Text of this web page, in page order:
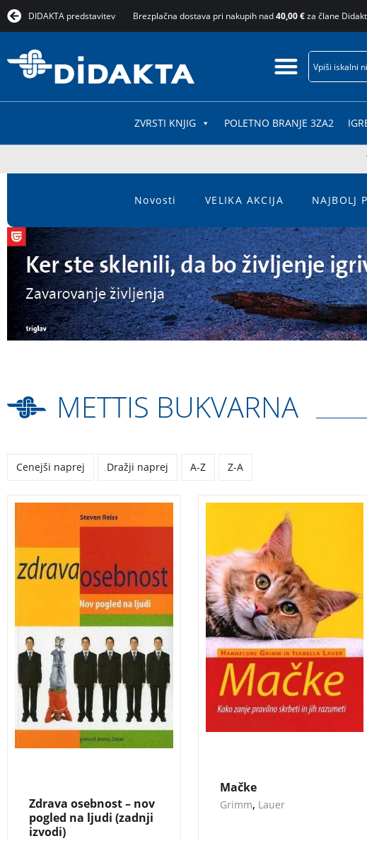
DIDAKTA predstavitev Brezplačna dostava pri nakupih nad40,00 €za člane
ZVRSTI KNJIG POLETNO BRANJE 3ZA2
Novosti VELIKA AKCIJA NAJBOLJ
METTIS BUKVARNA
Cenejši naprej Dražji naprej A-Z Z-A
Zdravite samega sebe in
predstavlja zanimiv korak
iz psihopatologije v
psihologijo vsakdanjega
življenja, ki poskuša
slehernika opremiti z
močjo razmišljanja o
lastnem bivanju in bivanju
drugih na odprt in strpen
način.Zdrava osebnost –
nov pogled na ljudi Steven
Reiss
Zdrava osebnost – nov
pogled na ljudi (zadnji
izvodi)
Mačke, kako zanje pravilno
skrbeti in jih razumeti je
odličen priročnik,
pregledno in uporabno
orodje z vrsto zelo
koristnih nasvetov tako za
popolne začetnike kot tudi
dolgoletne skrbnike mačk.
Mačke
Grimm, Lauer